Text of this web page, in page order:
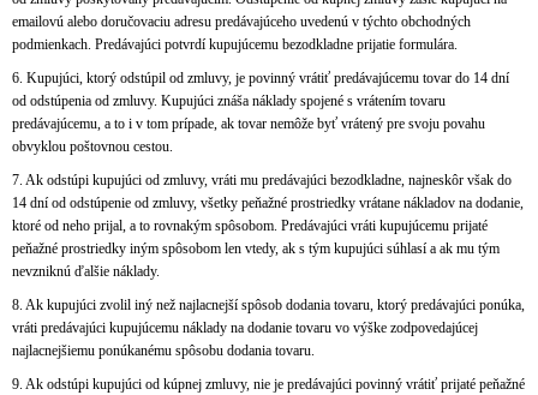
emailovú alebo doručovaciu adresu predávajúceho uvedenú v týchto obchodných
podmienkach. Predávajúci potvrdí kupujúcemu bezodkladne prijatie formulára.
6. Kupujúci, ktorý odstúpil od zmluvy, je povinný vrátiť predávajúcemu tovar do 14 dní
od odstúpenia od zmluvy. Kupujúci znáša náklady spojené s vrátením tovaru
predávajúcemu, a to i v tom prípade, ak tovar nemôže byť vrátený pre svoju povahu
obvyklou poštovnou cestou.
7. Ak odstúpi kupujúci od zmluvy, vráti mu predávajúci bezodkladne, najneskôr však do
14 dní od odstúpenie od zmluvy, všetky peňažné prostriedky vrátane nákladov na dodanie,
ktoré od neho prijal, a to rovnakým spôsobom. Predávajúci vráti kupujúcemu prijaté
peňažné prostriedky iným spôsobom len vtedy, ak s tým kupujúci súhlasí a ak mu tým
nevzniknú ďalšie náklady.
8. Ak kupujúci zvolil iný než najlacnejší spôsob dodania tovaru, ktorý predávajúci ponúka,
vráti predávajúci kupujúcemu náklady na dodanie tovaru vo výške zodpovedajúcej
najlacnejšiemu ponúkanému spôsobu dodania tovaru.
9. Ak odstúpi kupujúci od kúpnej zmluvy, nie je predávajúci povinný vrátiť prijaté peňažné